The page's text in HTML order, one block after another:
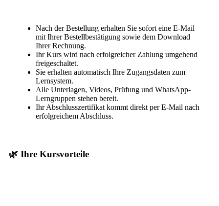
Nach der Bestellung erhalten Sie sofort eine E-Mail
mit Ihrer Bestellbestätigung sowie dem Download
Ihrer Rechnung.
Ihr Kurs wird nach erfolgreicher Zahlung umgehend
freigeschaltet.
Sie erhalten automatisch Ihre Zugangsdaten zum
Lernsystem.
Alle Unterlagen, Videos, Prüfung und WhatsApp-
Lerngruppen stehen bereit.
Ihr Abschlusszertifikat kommt direkt per E-Mail nach
erfolgreichem Abschluss.
🌿 Ihre Kursvorteile